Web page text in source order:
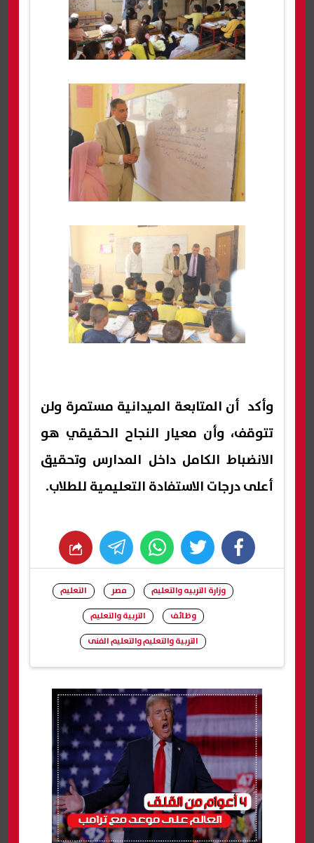
وأكد أن المتابعة الميدانية مستمرة ولن
تتوقف، وأن معيار النجاح الحقيقي هو
الانضباط الكامل داخل المدارس وتحقيق
أعلى درجات الاستفادة التعليمية للطلاب.
facebook
twitter
whats
وزارة التربيه والتعليم مصر
التعليم
وظائف
التربية والتعليم
التربية والتعليم والتعليم الفنى